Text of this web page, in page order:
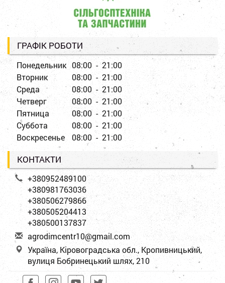
ГРАФІК РОБОТИ
Понедельник 08:00 - 21:00
Вторник
08:00 - 21:00
Среда
08:00 - 21:00
Четверг
08:00 - 21:00
Пятница
08:00 - 21:00
Суббота
08:00 - 21:00
Воскресенье
08:00 - 21:00
КОНТАКТИ
+380952489100
+380981763036
+380506279866
+380505204413
+380500137837
agrodimcentr10@gmail.com
Україна, Кіровоградська обл., Кропивницький,
вулиця Бобринецький шлях, 210